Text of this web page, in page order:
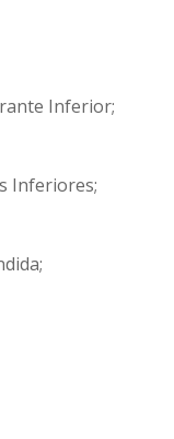
Inferior;
Inferiores;